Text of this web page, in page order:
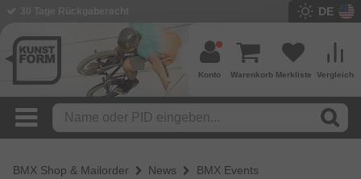
DE
Vergleich
Merkliste
Warenkorb
Konto
BMX Shop & Mailorder News BMX Events